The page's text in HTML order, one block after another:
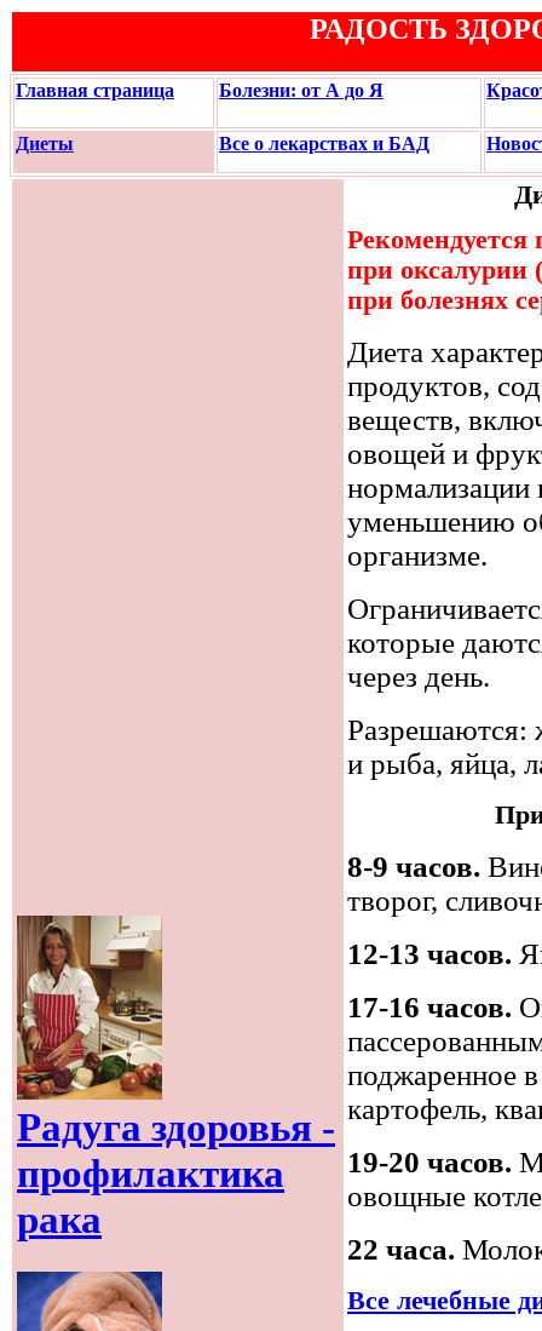
РАДОСТЬ
Главная страница Болезни: от А до Я
Диеты Все о лекарствах и БАД
Радуга здоровья -
профилактика
рака
Рекомендуется
при оксалурии
при болезнях
Диета
продуктов,
веществ,
овощей и
нормализации
уменьшению
организме.
которые
через день.
Разрешаются:
и рыба, яйца,
8-9 часов.
творог,
12-13 часов.
17-16 часов.
поджаренное
картофель,
19-20 часов.
овощные
22 часа.
Все лечебные